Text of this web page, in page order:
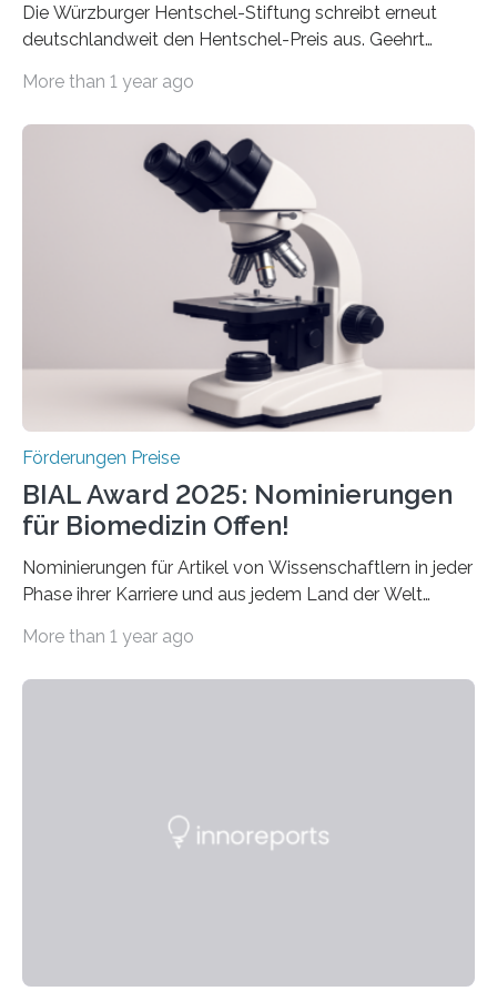
Die Würzburger Hentschel-Stiftung schreibt erneut
deutschlandweit den Hentschel-Preis aus. Geehrt
hochrangige wissenschaftliche Publikation zum Thema
Schlaganfall“ mit Sitz in Würzburg fördert die
Schlaganfallforschung, um die Behandlung der
Betroffenen zu verbessern. Dazu schreibt sie auch in
diesem Jahr wieder deutschlandweit den Hentschel-
Preis aus. Er richtet sich gezielt an jüngere
Forscherinnen und Forscher unter 40 Jahren. Geehrt
werden soll eine herausragende Doktorarbeit oder eine
hochrangige wissenschaftliche Publikation zum Thema
More than 1 year ago
Förderungen Preise
BIAL Award 2025: Nominierungen
für Biomedizin Offen!
Nominierungen für Artikel von Wissenschaftlern in jeder
Phase ihrer Karriere und aus jedem Land der Welt
Leben gerufen, um die bemerkenswertesten
Foundation, des BIAL Award in Biomedicine ist in
More than 1 year ago